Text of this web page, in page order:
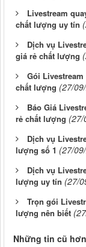
Livestream
chất lượng uy tín
Dịch vụ
giá rẻ chất lượng
Gói
chất lượng (27/
Báo Giá
rẻ chất lượng (27/
Dịch vụ
lượng số 1 (27/
Dịch vụ
lượng uy tín (27/
Trọn gói
lượng nên biết
Những tin cũ hơn